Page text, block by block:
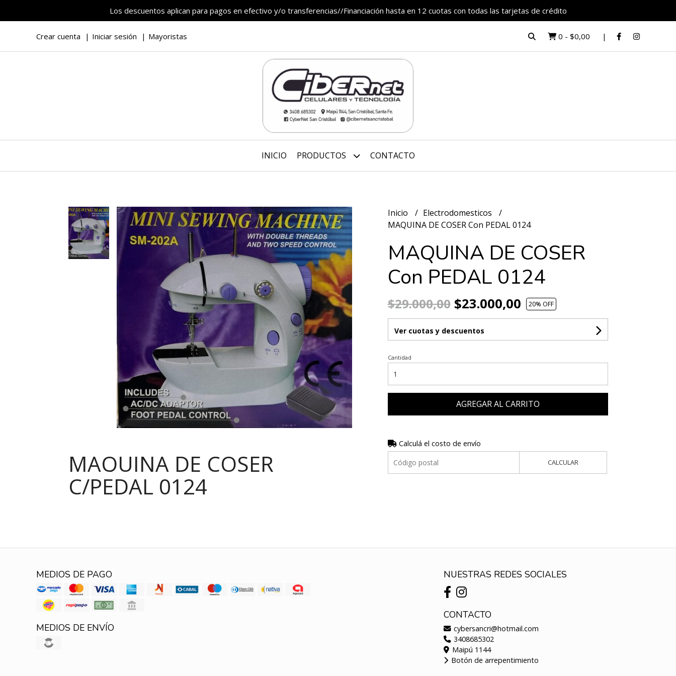
Los descuentos aplican para pagos en efectivo y/o transferencias//Financiación hasta en 12 cuotas con todas las tarjetas de crédito
Crear cuenta Iniciar sesión Mayoristas 0 - $0,00
INICIO PRODUCTOS CONTACTO
MAQUINA DE COSER
C/PEDAL 0124
Inicio
Electrodomesticos
MAQUINA DE COSER Con PEDAL 0124
MAQUINA DE COSER
Con PEDAL 0124
$29.000,00$23.000,00 20% OFF
Ver cuotas y descuentos
Cantidad
AGREGAR AL CARRITO
Calculá el costo de envío
CALCULAR
MEDIOS DE PAGO
MEDIOS DE ENVÍO
NUESTRAS REDES SOCIALES
CONTACTO
cybersancri@hotmail.com
3408685302
Maipú 1144
Botón de arrepentimiento